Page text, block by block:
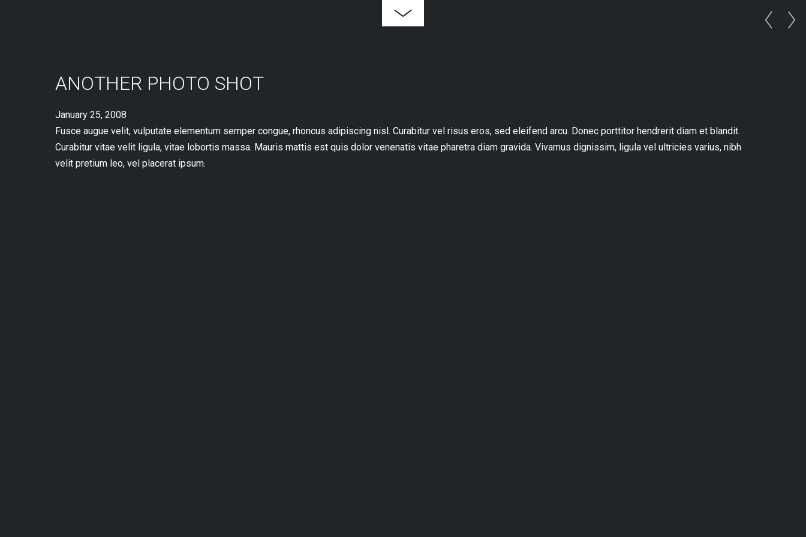
ANOTHER PHOTO SHOT
January 25, 2008
Fusce augue velit, vulputate elementum semper congue, rhoncus adipiscing nisl. Curabitur vel risus eros, sed eleifend arcu. Donec porttitor hendrerit diam et blandit.
Curabitur vitae velit ligula, vitae lobortis massa. Mauris mattis est quis dolor venenatis vitae pharetra diam gravida. Vivamus dignissim, ligula vel ultricies varius, nibh
velit pretium leo, vel placerat ipsum.